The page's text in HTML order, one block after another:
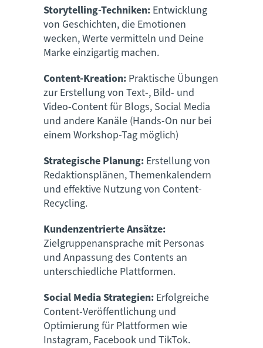
Storytelling-Techniken: Entwicklung
von Geschichten, die Emotionen
wecken, Werte vermitteln und Deine
Marke einzigartig machen.
Content-Kreation: Praktische Übungen
zur Erstellung von Text-, Bild- und
Video-Content für Blogs, Social Media
und andere Kanäle (Hands-On nur bei
einem Workshop-Tag möglich)
Strategische Planung: Erstellung von
Redaktionsplänen, Themenkalendern
und effektive Nutzung von Content-
Recycling.
Kundenzentrierte Ansätze:
Zielgruppenansprache mit Personas
und Anpassung des Contents an
unterschiedliche Plattformen.
Social Media Strategien: Erfolgreiche
Content-Veröffentlichung und
Optimierung für Plattformen wie
Instagram, Facebook und TikTok.